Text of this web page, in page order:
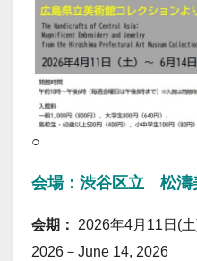
○
会場：渋谷区立 松濤
会期：
2026年4月11日(
2026－June 14, 2026